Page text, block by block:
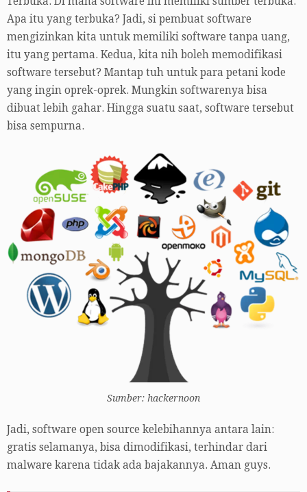
Apa itu yang terbuka? Jadi, si pembuat software
mengizinkan kita untuk memiliki software tanpa uang,
itu yang pertama. Kedua, kita nih boleh memodifikasi
software tersebut? Mantap tuh untuk para petani kode
yang ingin oprek-oprek. Mungkin softwarenya bisa
dibuat lebih gahar. Hingga suatu saat, software tersebut
bisa sempurna.
Sumber: hackernoon
Jadi, software open source kelebihannya antara lain:
gratis selamanya, bisa dimodifikasi, terhindar dari
malware karena tidak ada bajakannya. Aman guys.